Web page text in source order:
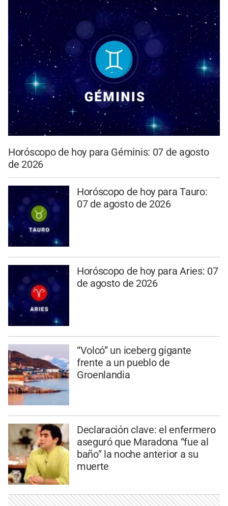
Horóscopo de hoy para Géminis: 07 de agosto
de 2026
Horóscopo de hoy para Tauro:
07 de agosto de 2026
Horóscopo de hoy para Aries: 07
de agosto de 2026
“Volcó” un iceberg gigante
frente a un pueblo de
Groenlandia
Declaración clave: el enfermero
aseguró que Maradona “fue al
baño” la noche anterior a su
muerte